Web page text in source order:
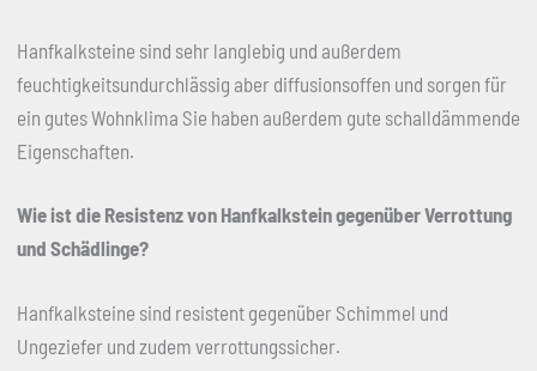
Hanfkalksteine sind sehr langlebig und außerdem
feuchtigkeitsundurchlässig aber diffusionsoffen und sorgen für
ein gutes Wohnklima Sie haben außerdem gute schalldämmende
Eigenschaften.
Wie ist die Resistenz von Hanfkalkstein gegenüber Verrottung
und Schädlinge?
Hanfkalksteine sind resistent gegenüber Schimmel und
Ungeziefer und zudem verrottungssicher.